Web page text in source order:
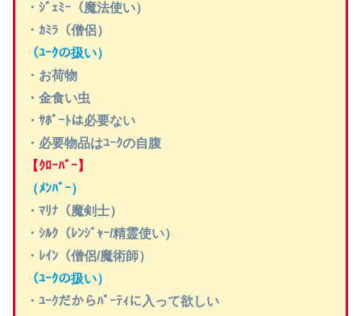
・ｼﾞｪﾐｰ（魔法使い）
・ｶﾐﾗ（僧侶）
（ﾕｰｸの扱い）
・お荷物
・金食い虫
・ｻﾎﾟｰﾄは必要ない
・必要物品はﾕｰｸの自腹
【ｸﾛｰﾊﾞｰ】
（ﾒﾝﾊﾞｰ）
・ﾏﾘﾅ（魔剣士）
・ｼﾙｸ（ﾚﾝｼﾞｬｰ/精霊使い）
・ﾚｲﾝ（僧侶/魔術師）
（ﾕｰｸの扱い）
・ﾕｰｸだからﾊﾟｰﾃｨに入って欲しい